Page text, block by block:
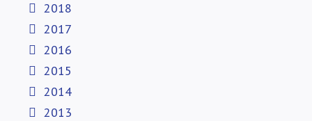
2018
2017
2016
2015
2014
2013